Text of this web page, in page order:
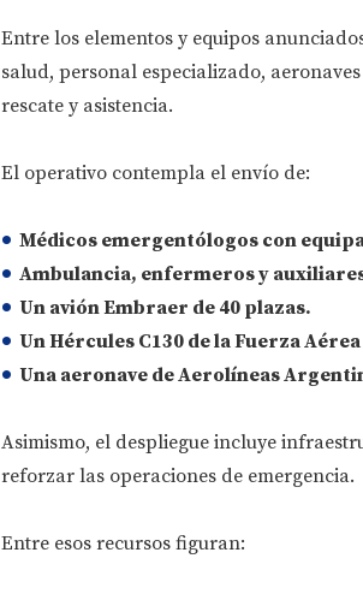
Entre los elementos y equipos
salud, personal especializado,
rescate y asistencia.
El operativo contempla el envío de:
Médicos emergentólogoscon
Ambulancia, enfermeros y
Un avión Embraer de 40 plazas.
Un Hércules C130 de la Fuerza
Una aeronave de Aerolíneas
Asimismo, el despliegue incluye
reforzar las operaciones de emergencia.
Entre esos recursos figuran: